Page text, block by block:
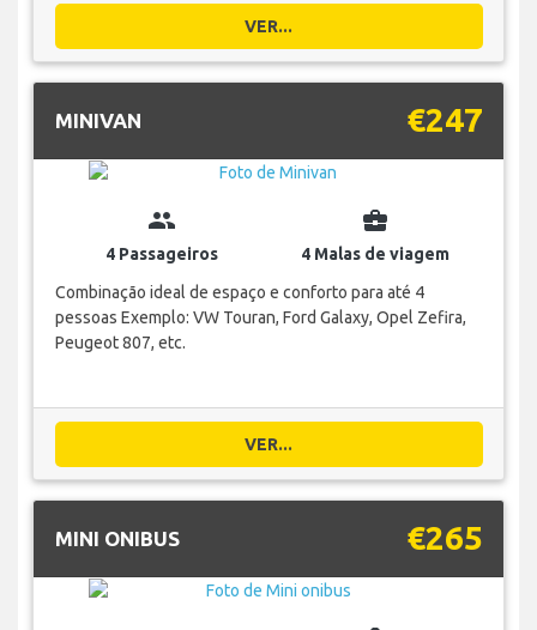
VER...
MINIVAN €247
group
4 Passageiros
business_center
4 Malas de viagem
Combinação ideal de espaço e conforto para até 4
pessoas Exemplo: VW Touran, Ford Galaxy, Opel Zefira,
Peugeot 807, etc.
VER...
MINI ONIBUS €265